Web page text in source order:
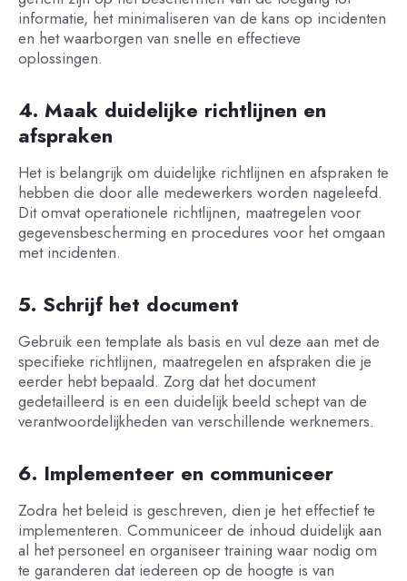
informatie, het minimaliseren van de kans op incidenten
en het waarborgen van snelle en effectieve
oplossingen.
4. Maak duidelijke richtlijnen en
afspraken
Het is belangrijk om duidelijke richtlijnen en afspraken te
hebben die door alle medewerkers worden nageleefd.
Dit omvat operationele richtlijnen, maatregelen voor
gegevensbescherming en procedures voor het omgaan
met incidenten.
5. Schrijf het document
Gebruik een template als basis en vul deze aan met de
specifieke richtlijnen, maatregelen en afspraken die je
eerder hebt bepaald. Zorg dat het document
gedetailleerd is en een duidelijk beeld schept van de
verantwoordelijkheden van verschillende werknemers.
6. Implementeer en communiceer
Zodra het beleid is geschreven, dien je het effectief te
implementeren. Communiceer de inhoud duidelijk aan
al het personeel en organiseer training waar nodig om
te garanderen dat iedereen op de hoogte is van